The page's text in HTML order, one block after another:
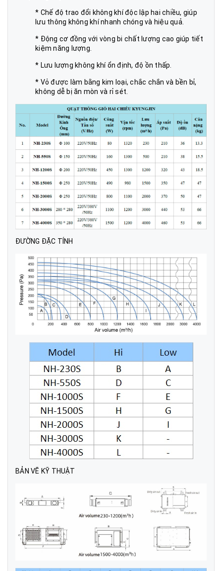
* Chế độ trao đổi không khí độc lập hai chiều, giúp
lưu thông không khí nhanh chóng và hiệu quả.
* Động cơ đồng với vòng bi chất lượng cao giúp tiết
kiệm năng lượng.
* Lưu lượng không khí ổn định, độ ồn thấp.
* Vỏ được làm bằng kim loại, chắc chắn và bền bỉ,
không dễ bị ăn mòn và rỉ sét.
ĐƯỜNG ĐẶC TÍNH
BẢN VẼ KỸ THUẬT